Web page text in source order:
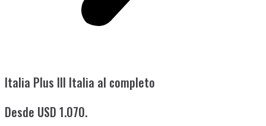
Italia Plus III Italia al completo
Desde USD 1.070.